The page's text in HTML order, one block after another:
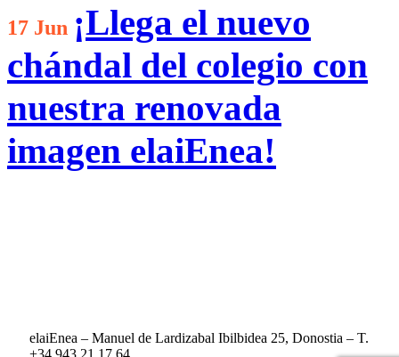
17 Jun ¡Llega el nuevo
chándal del colegio con
nuestra renovada
imagen elaiEnea!
elaiEnea – Manuel de Lardizabal Ibilbidea 25, Donostia – T.
+34 943 21 17 64